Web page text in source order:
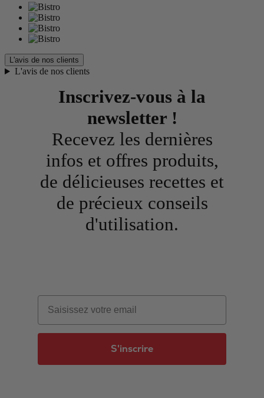
L'avis de nos clients
L'avis de nos clients
Inscrivez-vous à la
newsletter !
Recevez les dernières
infos et offres produits,
de délicieuses recettes et
de précieux conseils
d'utilisation.
Email
S'inscrire